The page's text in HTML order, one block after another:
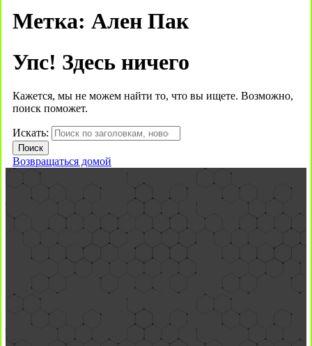
Метка: Ален Пак
Упс! Здесь ничего
Кажется, мы не можем найти то, что вы ищете. Возможно,
поиск поможет.
Искать:
Возвращаться домой